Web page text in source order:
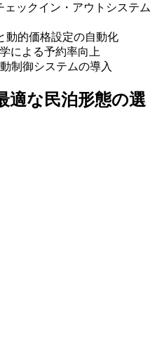
ェックイン・アウトシステム
動的価格設定の自動化
による予約率向上
制御システムの導入
適な民泊形態の選